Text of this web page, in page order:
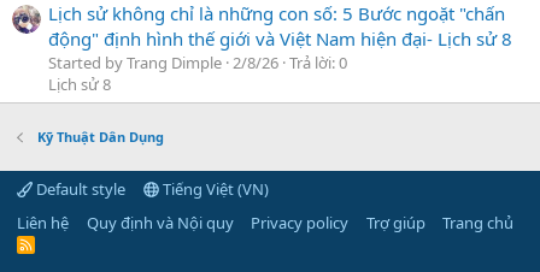
Lịch sử không chỉ là những con số: 5 Bước ngoặt "chấn
động" định hình thế giới và Việt Nam hiện đại- Lịch sử 8
Started by Trang Dimple 2/8/26 Trả lời: 0
Lịch sử 8
Kỹ Thuật Dân Dụng
Default style
Tiếng Việt (VN)
Liên hệ
Quy định và Nội quy Privacy policy Trợ giúp Trang chủ
R